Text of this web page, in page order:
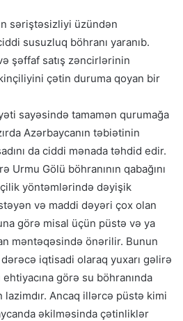
səriştəsizliyi üzündən
susuzluq böhranı yaranıb.
şəffaf satış zəncirlərinin
çətin duruma qoyan bir
sayəsində tamamən qurumağa
Azərbaycanın təbiətinin
da ciddi mənada təhdid edir.
Urmu Gölü böhranının qabağını
yöntəmlərində dəyişik
və maddi dəyəri çox olan
görə misal üçün püstə və ya
məntəqəsində önərilir. Bunun
iqtisadi olaraq yuxarı gəlirə
görə su böhranında
lazimdır. Ancaq illərcə püstə kimi
əkilməsinda çətinliklər